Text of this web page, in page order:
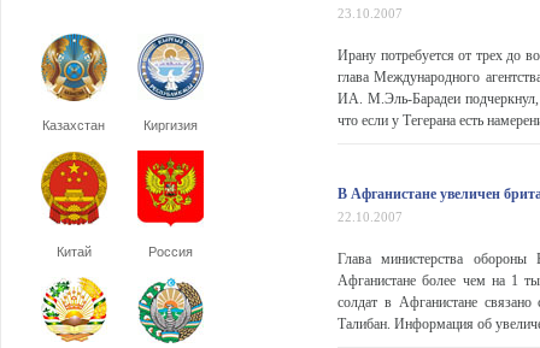
Казахстан Киргизия
Китай Россия
23.10.2007
Ирану потребуется от трех до
глава Международного
ИА. М.Эль-Барадеи подчеркнул,
что если у Тегерана есть
В Афганистане увеличен
22.10.2007
Глава министерства обороны
Афганистане более чем на 1
солдат в Афганистане
Талибан. Информация об